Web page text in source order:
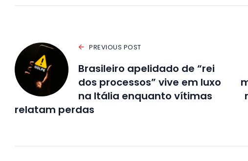
PREVIOUS POST
Brasileiro apelidado de “rei
dos processos” vive em luxo
na Itália enquanto vítimas
relatam perdas